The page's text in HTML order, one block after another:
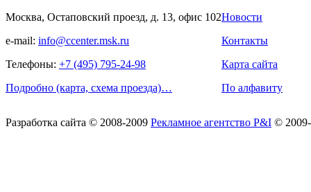
Москва, Остаповский проезд, д. 13, офис 102
e-mail: info@ccenter.msk.ru
Телефоны: +7 (495) 795-24-98
Подробно (карта, схема проезда)…
Новости
Контакты
Карта сайта
По алфавиту
Разработка сайта © 2008-2009 Рекламное агентство P&I ©